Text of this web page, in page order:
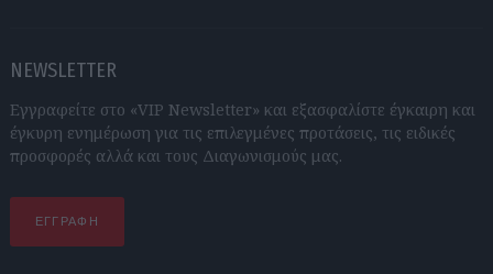
NEWSLETTER
Εγγραφείτε στο «VIP Newsletter» και εξασφαλίστε έγκαιρη και
έγκυρη ενημέρωση για τις επιλεγμένες προτάσεις, τις ειδικές
προσφορές αλλά και τους Διαγωνισμούς μας.
ΕΓΓΡΑΦΗ